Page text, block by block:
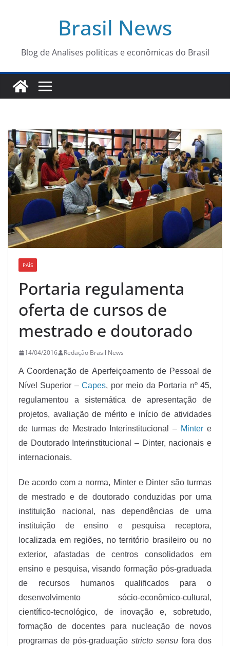
conteúdo
Brasil News
Blog de Analises politicas e econômicas do Brasil
PAÍS
Portaria regulamenta
oferta de cursos de
mestrado e doutorado
14/04/2016 Redação Brasil News
A Coordenação de Aperfeiçoamento de Pessoal de
Nível Superior –Capes, por meio da Portaria nº 45,
regulamentou a sistemática de apresentação de
projetos, avaliação de mérito e início de atividades
de turmas de Mestrado Interinstitucional – Minter e
de Doutorado Interinstitucional – Dinter, nacionais e
internacionais.
De acordo com a norma, Minter e Dinter são turmas
de mestrado e de doutorado conduzidas por uma
instituição nacional, nas dependências de uma
instituição de ensino e pesquisa receptora,
localizada em regiões, no território brasileiro ou no
exterior, afastadas de centros consolidados em
ensino e pesquisa, visando formação pós-graduada
de recursos humanos qualificados para o
desenvolvimento sócio-econômico-cultural,
científico-tecnológico, de inovação e, sobretudo,
formação de docentes para nucleação de novos
programas de pós-graduação stricto sensufora dos